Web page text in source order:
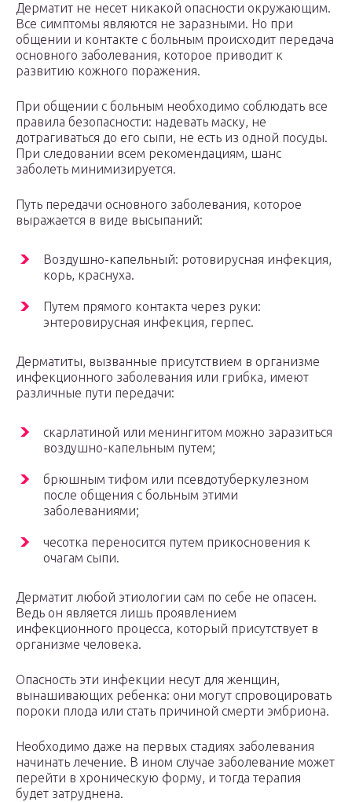
Дерматит не несет никакой опасности окружающим.
Все симптомы являются не заразными. Но при
общении и контакте с больным происходит передача
основного заболевания, которое приводит к
развитию кожного поражения.
При общении с больным необходимо соблюдать все
правила безопасности: надевать маску, не
дотрагиваться до его сыпи, не есть из одной посуды.
При следовании всем рекомендациям, шанс
заболеть минимизируется.
Путь передачи основного заболевания, которое
выражается в виде высыпаний:
Воздушно-капельный: ротовирусная инфекция,
корь, краснуха.
Путем прямого контакта через руки:
энтеровирусная инфекция, герпес.
Дерматиты, вызванные присутствием в организме
инфекционного заболевания или грибка, имеют
различные пути передачи:
скарлатиной или менингитом можно заразиться
воздушно-капельным путем;
брюшным тифом или псевдотуберкулезном
после общения с больным этими
заболеваниями;
чесотка переносится путем прикосновения к
очагам сыпи.
Дерматит любой этиологии сам по себе не опасен.
Ведь он является лишь проявлением
инфекционного процесса, который присутствует в
организме человека.
Опасность эти инфекции несут для женщин,
вынашивающих ребенка: они могут спровоцировать
пороки плода или стать причиной смерти эмбриона.
Необходимо даже на первых стадиях заболевания
начинать лечение. В ином случае заболевание может
перейти в хроническую форму, и тогда терапия
будет затруднена.